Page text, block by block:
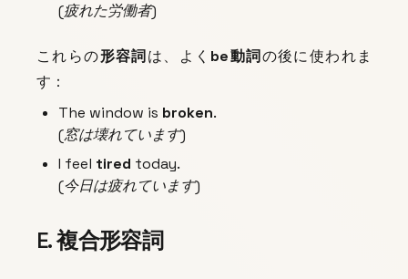
(疲れた労働者)
これらの形容詞は、よく be動詞の後に使われま
す：
The window is broken.
(窓は壊れています)
I feel tired today.
(今日は疲れています)
E. 複合形容詞